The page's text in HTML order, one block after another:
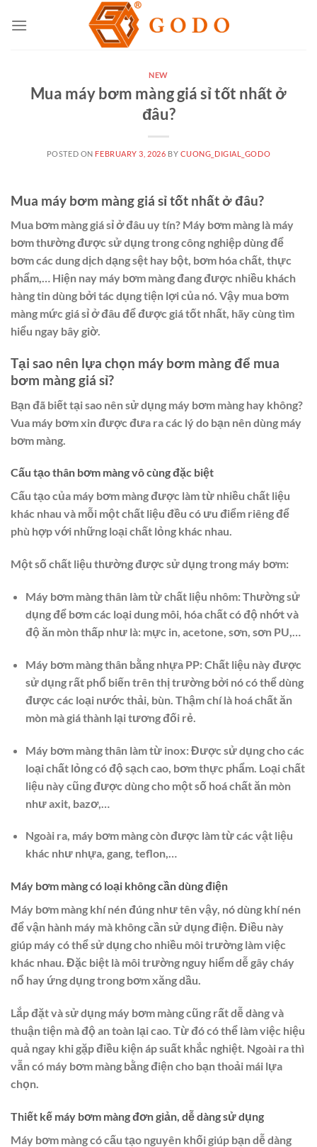
NEW
Mua máy bơm màng giá sỉ tốt nhất ở
đâu?
POSTED ON FEBRUARY 3, 2026 BY CUONG_DIGIAL_GODO
Mua máy bơm màng giá sỉ tốt nhất ở đâu?
Mua bơm màng giá sỉ ở đâu uy tín? Máy bơm màng là máy
bơm thường được sử dụng trong công nghiệp dùng để
bơm các dung dịch dạng sệt hay bột, bơm hóa chất, thực
phẩm,… Hiện nay máy bơm màng đang được nhiều khách
hàng tin dùng bởi tác dụng tiện lợi của nó. Vậy mua bơm
màng mức giá sỉ ở đâu để được giá tốt nhất, hãy cùng tìm
hiểu ngay bây giờ.
Tại sao nên lựa chọn máy bơm màng để mua
bơm màng giá sỉ?
Bạn đã biết tại sao nên sử dụng máy bơm màng hay không?
Vua máy bơm xin được đưa ra các lý do bạn nên dùng máy
bơm màng.
Cấu tạo thân bơm màng vô cùng đặc biệt
Cấu tạo của máy bơm màng được làm từ nhiều chất liệu
khác nhau và mỗi một chất liệu đều có ưu điểm riêng để
phù hợp với những loại chất lỏng khác nhau.
Một số chất liệu thường được sử dụng trong máy bơm:
Máy bơm màng thân làm từ chất liệu nhôm: Thường sử
dụng để bơm các loại dung môi, hóa chất có độ nhớt và
độ ăn mòn thấp như là: mực in, acetone, sơn, sơn PU,…
Máy bơm màng thân bằng nhựa PP: Chất liệu này được
sử dụng rất phổ biến trên thị trường bởi nó có thể dùng
được các loại nước thải, bùn. Thậm chí là hoá chất ăn
mòn mà giá thành lại tương đối rẻ.
Máy bơm màng thân làm từ inox: Được sử dụng cho các
loại chất lỏng có độ sạch cao, bơm thực phẩm. Loại chất
liệu này cũng được dùng cho một số hoá chất ăn mòn
như axit, bazơ,…
Ngoài ra, máy bơm màng còn được làm từ các vật liệu
khác như nhựa, gang, teflon,…
Máy bơm màng có loại không cần dùng điện
Máy bơm màng khí nén đúng như tên vậy, nó dùng khí nén
để vận hành máy mà không cần sử dụng điện. Điều này
giúp máy có thể sử dụng cho nhiều môi trường làm việc
khác nhau. Đặc biệt là môi trường nguy hiểm dễ gây cháy
nổ hay ứng dụng trong bơm xăng dầu.
Lắp đặt và sử dụng máy bơm màng cũng rất dễ dàng và
thuận tiện mà độ an toàn lại cao. Từ đó có thể làm việc hiệu
quả ngay khi gặp điều kiện áp suất khắc nghiệt. Ngoài ra thì
vẫn có máy bơm màng bằng điện cho bạn thoải mái lựa
chọn.
Thiết kế máy bơm màng đơn giản, dễ dàng sử dụng
Máy bơm màng có cấu tạo nguyên khối giúp bạn dễ dàng